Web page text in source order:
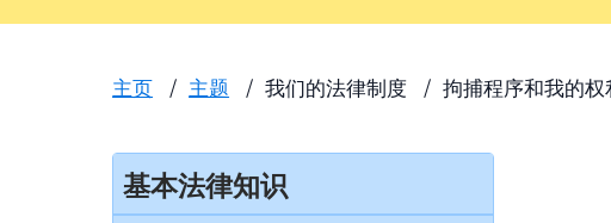
主页 主题 我们的法律制度 拘捕程序和我的
基本法律知识